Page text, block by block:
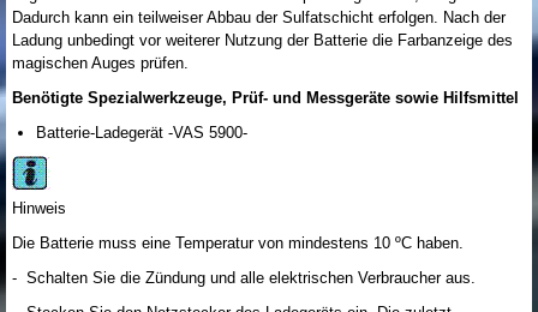
Dadurch kann ein teilweiser Abbau der Sulfatschicht erfolgen. Nach der
Ladung unbedingt vor weiterer Nutzung der Batterie die Farbanzeige des
magischen Auges prüfen.
Benötigte Spezialwerkzeuge, Prüf- und Messgeräte sowie Hilfsmittel
Batterie-Ladegerät -VAS 5900-
Hinweis
Die Batterie muss eine Temperatur von mindestens 10 ºC haben.
- Schalten Sie die Zündung und alle elektrischen Verbraucher aus.